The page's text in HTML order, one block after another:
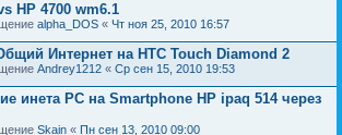
HP 4700 wm6.1
alpha_DOS « Чт ноя 25, 2010 16:57
Интернет на HTC Touch Diamond 2
Andrey1212 « Ср сен 15, 2010 19:53
инета PC на Smartphone HP ipaq 514 через
Skain « Пн сен 13, 2010 09:00